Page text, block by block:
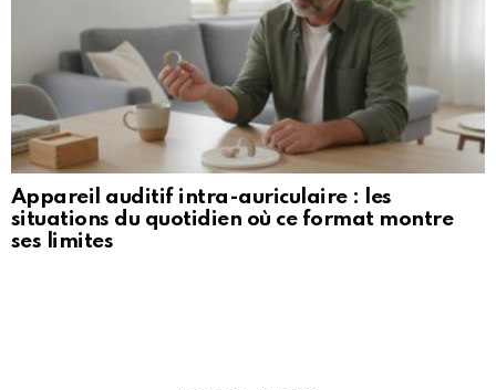
Appareil auditif intra-auriculaire : les
situations du quotidien où ce format montre
ses limites